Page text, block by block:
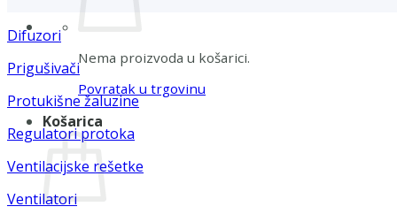
Nema proizvoda u košarici.
Povratak u trgovinu
Košarica
Difuzori
Prigušivači
Protukišne žaluzine
Regulatori protoka
Ventilacijske rešetke
Ventilatori